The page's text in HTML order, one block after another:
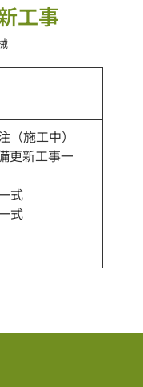
工事
（施工中）
更新工事一
式
式